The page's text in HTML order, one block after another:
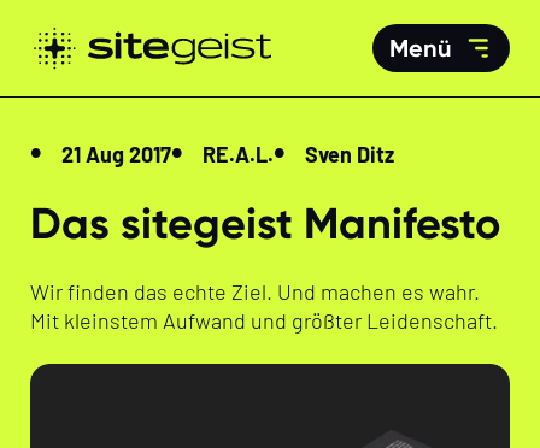
Menü
21 Aug 2017 RE.A.L. Sven Ditz
Das sitegeist Manifesto
Wir finden das echte Ziel. Und machen es wahr.
Mit kleinstem Aufwand und größter Leidenschaft.